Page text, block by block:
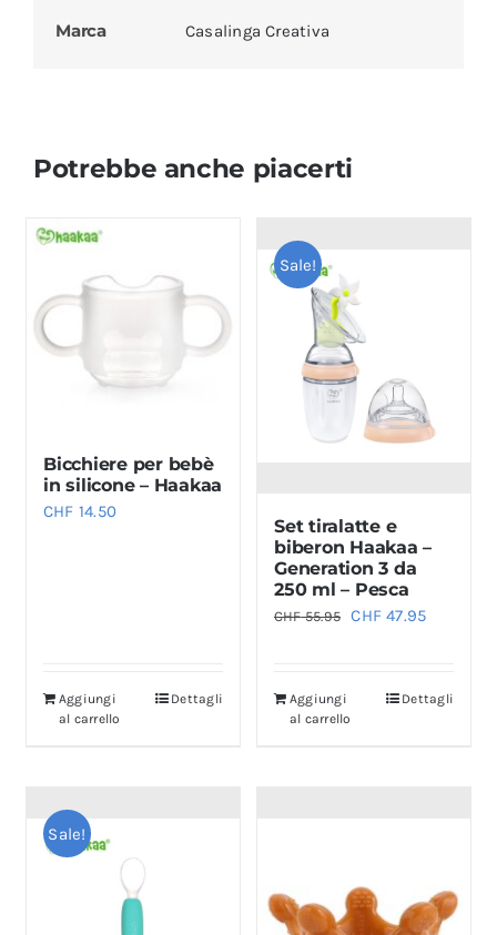
Marca Casalinga Creativa
Potrebbe anche piacerti
Bicchiere per bebè
in silicone – Haakaa
CHF 14.50
Aggiungi
al carrello
Dettagli
Sale!
Set tiralatte e
biberon Haakaa –
Generation 3 da
250 ml – Pesca
CHF55.95 Il
CHF47.95Il
è:
Aggiungi
al carrello
Dettagli
Sale!